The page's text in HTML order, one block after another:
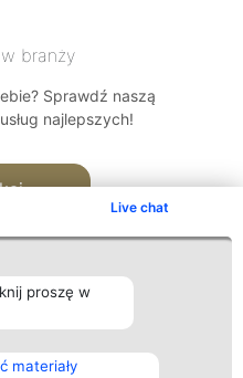
Live chat
proszę w
materiały
branży
Sprawdź naszą
najlepszych!
Kontakt
Kontakt